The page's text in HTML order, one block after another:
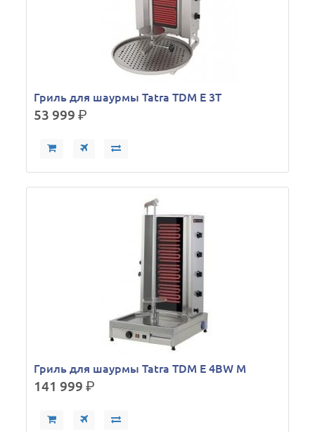
Гриль для шаурмы Tatra TDM E 3T
53 999р.
Гриль для шаурмы Tatra TDM E 4BW M
141 999р.